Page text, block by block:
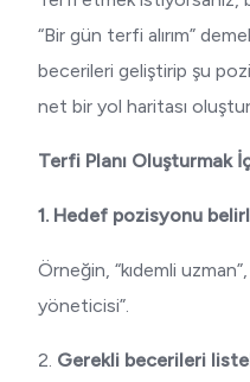
“Bir gün terfi alırım”
becerileri geliştirip şu
net bir yol haritası
Terfi Planı Oluşturmak
1. Hedef pozisyonu
Örneğin, “kıdemli
yöneticisi”.
2. Gerekli becerileri